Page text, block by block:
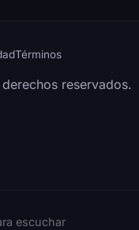
Términos
reservados.
escuchar